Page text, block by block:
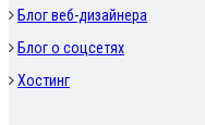
Блог веб-дизайнера
Блог о соцсетях
Хостинг